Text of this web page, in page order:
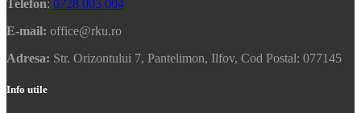
Telefon: 0728 003 004
E-mail: office@rku.ro
Adresa: Str. Orizontului 7, Pantelimon, Ilfov, Cod Postal: 077145
Info utile